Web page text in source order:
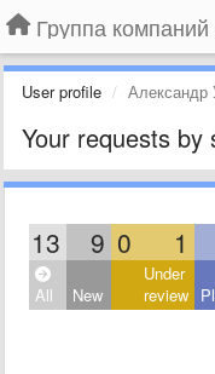
User profile Александр
Your requests by
13 9 0 1
All New
Under
review